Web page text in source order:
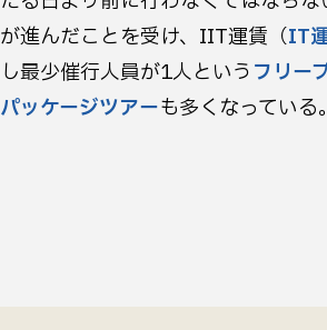
が進んだことを受け、IIT運賃（IT
し最少催行人員が1人というフリー
パッケージツアーも多くなっている。